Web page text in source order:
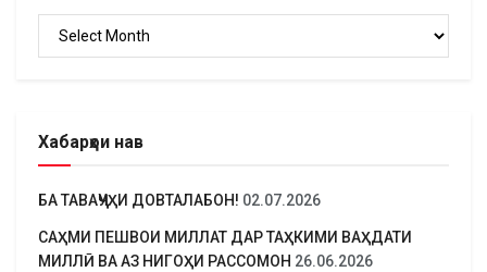
Хабарҳои нав
БА ТАВАҶҶУҲИ ДОВТАЛАБОН! 02.07.2026
САҲМИ ПЕШВОИ МИЛЛАТ ДАР ТАҲКИМИ ВАҲДАТИ
МИЛЛӢ ВА АЗ НИГОҲИ РАССОМОН 26.06.2026